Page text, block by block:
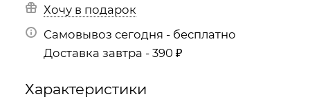
Хочу в подарок
Самовывоз сегодня - бесплатно
Доставка завтра - 390 ₽
Характеристики